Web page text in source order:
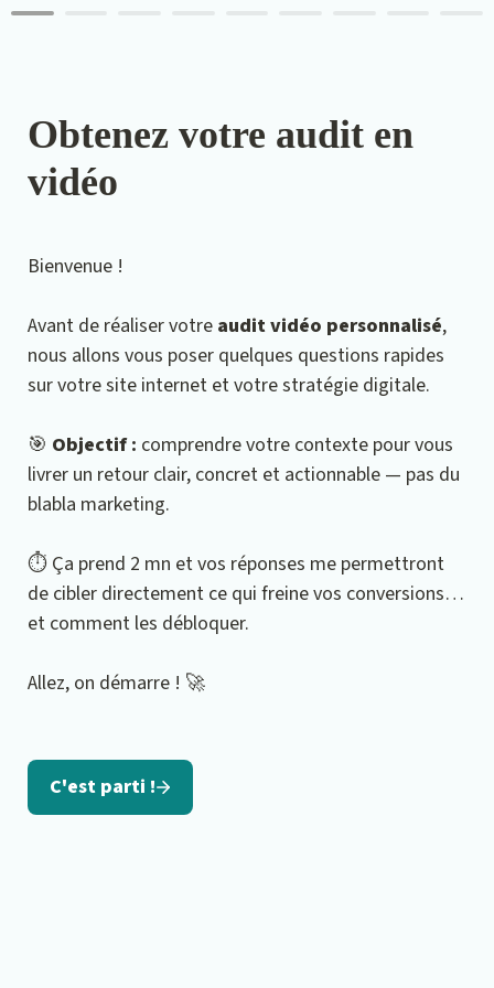
Obtenez votre audit en
vidéo
Bienvenue !
Avant de réaliser votre audit vidéo personnalisé,
nous allons vous poser quelques questions rapides
sur votre site internet et votre stratégie digitale.
🎯 Objectif : comprendre votre contexte pour vous
livrer un retour clair, concret et actionnable — pas du
blabla marketing.
⏱️ Ça prend 2 mn et vos réponses me permettront
de cibler directement ce qui freine vos conversions…
et comment les débloquer.
Allez, on démarre ! 🚀
C'est parti !